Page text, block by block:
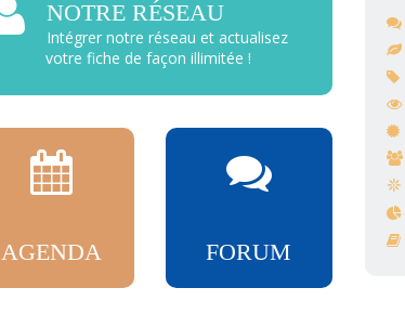
NOTRE RÉSEAU
Intégrer notre réseau et actualisez
votre fiche de façon illimitée !
AGENDA FORUM